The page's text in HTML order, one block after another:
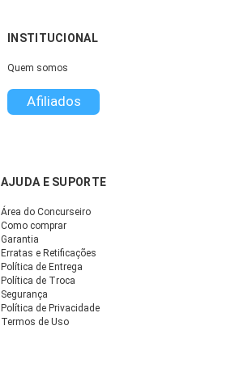
INSTITUCIONAL
Quem somos
Afiliados
AJUDA E SUPORTE
Área do Concurseiro
Como comprar
Garantia
Erratas e Retificações
Política de Entrega
Política de Troca
Segurança
Política de Privacidade
Termos de Uso